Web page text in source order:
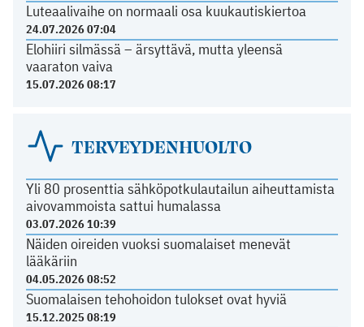
Luteaalivaihe on normaali osa kuukautiskiertoa
24.07.2026 07:04
Elohiiri silmässä – ärsyttävä, mutta yleensä
vaaraton vaiva
15.07.2026 08:17
TERVEYDENHUOLTO
Yli 80 prosenttia sähköpotkulautailun aiheuttamista
aivovammoista sattui humalassa
03.07.2026 10:39
Näiden oireiden vuoksi suomalaiset menevät
lääkäriin
04.05.2026 08:52
Suomalaisen tehohoidon tulokset ovat hyviä
15.12.2025 08:19